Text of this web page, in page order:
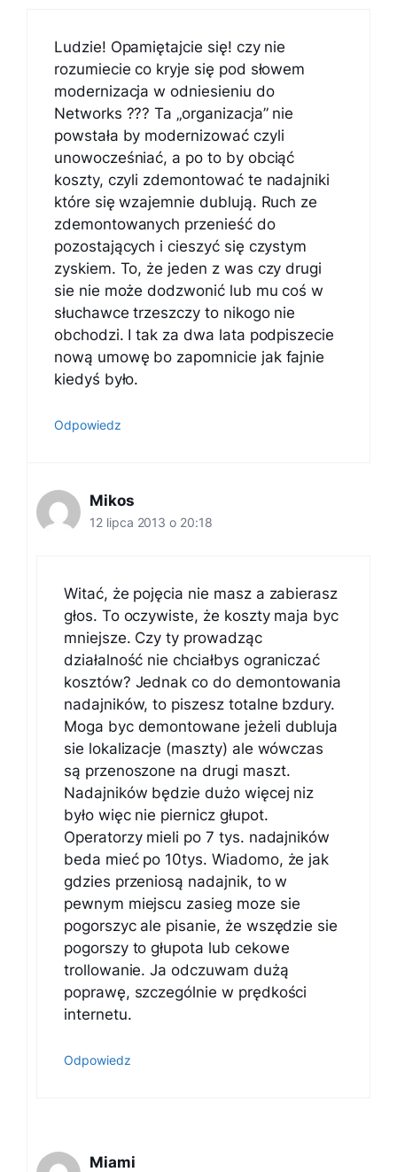
Ludzie! Opamiętajcie się! czy nie
rozumiecie co kryje się pod słowem
modernizacja w odniesieniu do
Networks ??? Ta „organizacja” nie
powstała by modernizować czyli
unowocześniać, a po to by obciąć
koszty, czyli zdemontować te nadajniki
które się wzajemnie dublują. Ruch ze
zdemontowanych przenieść do
pozostających i cieszyć się czystym
zyskiem. To, że jeden z was czy drugi
sie nie może dodzwonić lub mu coś w
słuchawce trzeszczy to nikogo nie
obchodzi. I tak za dwa lata podpiszecie
nową umowę bo zapomnicie jak fajnie
kiedyś było.
Odpowiedz
Mikos
12 lipca 2013 o 20:18
Witać, że pojęcia nie masz a zabierasz
głos. To oczywiste, że koszty maja byc
mniejsze. Czy ty prowadząc
działalność nie chciałbys ograniczać
kosztów? Jednak co do demontowania
nadajników, to piszesz totalne bzdury.
Moga byc demontowane jeżeli dubluja
sie lokalizacje (maszty) ale wówczas
są przenoszone na drugi maszt.
Nadajników będzie dużo więcej niz
było więc nie piernicz głupot.
Operatorzy mieli po 7 tys. nadajników
beda mieć po 10tys. Wiadomo, że jak
gdzies przeniosą nadajnik, to w
pewnym miejscu zasieg moze sie
pogorszyc ale pisanie, że wszędzie sie
pogorszy to głupota lub cekowe
trollowanie. Ja odczuwam dużą
poprawę, szczególnie w prędkości
internetu.
Odpowiedz
Miami